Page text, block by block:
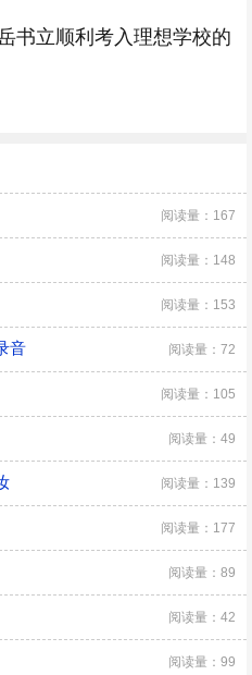
书立顺利考入理想学校的
阅读量：167
阅读量：148
阅读量：153
音 阅读量：72
阅读量：105
阅读量：49
阅读量：139
阅读量：177
阅读量：89
阅读量：42
阅读量：99